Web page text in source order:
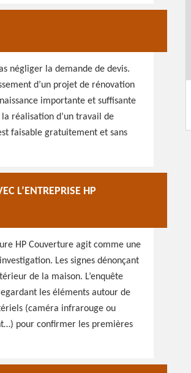
négliger la demande de devis.
d’un projet de rénovation
importante et suffisante
réalisation d’un travail de
faisable gratuitement et sans
L’ENTREPRISE HP
HP Couverture agit comme une
Les signes dénonçant
de la maison. L’enquête
les éléments autour de
(caméra infrarouge ou
pour confirmer les premières